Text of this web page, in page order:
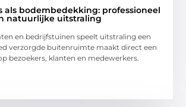
als bodembedekking: professioneel
natuurlijke uitstraling
en bedrijfstuinen speelt uitstraling een
verzorgde buitenruimte maakt direct een
bezoekers, klanten en medewerkers.